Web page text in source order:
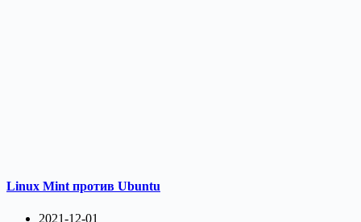
Linux Mint против Ubuntu
2021-12-01